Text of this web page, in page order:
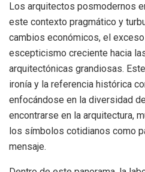
Los arquitectos posmodernos
este contexto pragmático y
cambios económicos, el
escepticismo creciente hacia
arquitectónicas grandiosas.
ironía y la referencia histórica
enfocándose en la diversidad
encontrarse en la arquitectura,
los símbolos cotidianos como
mensaje.